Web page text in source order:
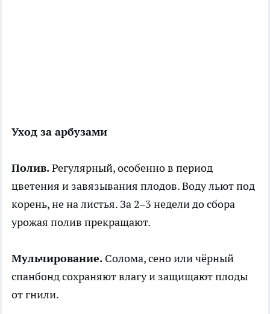
Уход за арбузами
Полив.Регулярный, особенно в период
цветения и завязывания плодов. Воду льют под
корень, не на листья. За 2–3 недели до сбора
урожая полив прекращают.
Мульчирование. Солома, сено или чёрный
спанбонд сохраняют влагу и защищают плоды
от гнили.